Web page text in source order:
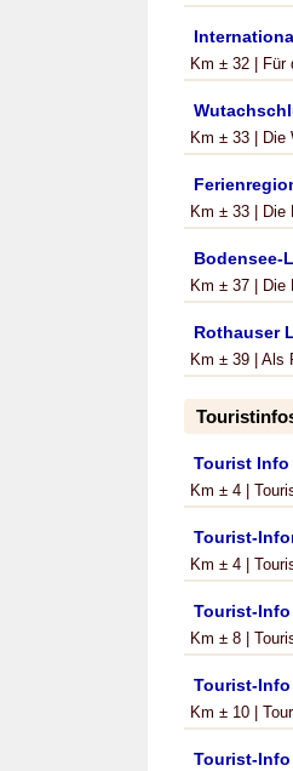
Km ± 32 | Für
Km ± 33 |
Km ± 33 | Die
Bodensee-
Km ± 37 | Die
Rothauser
Km ± 39 | Als
Tourist Info
Km ± 4 |
Tourist-
Km ± 4 |
Tourist-
Km ± 8 |
Tourist-Info
Km ± 10 |
Tourist-